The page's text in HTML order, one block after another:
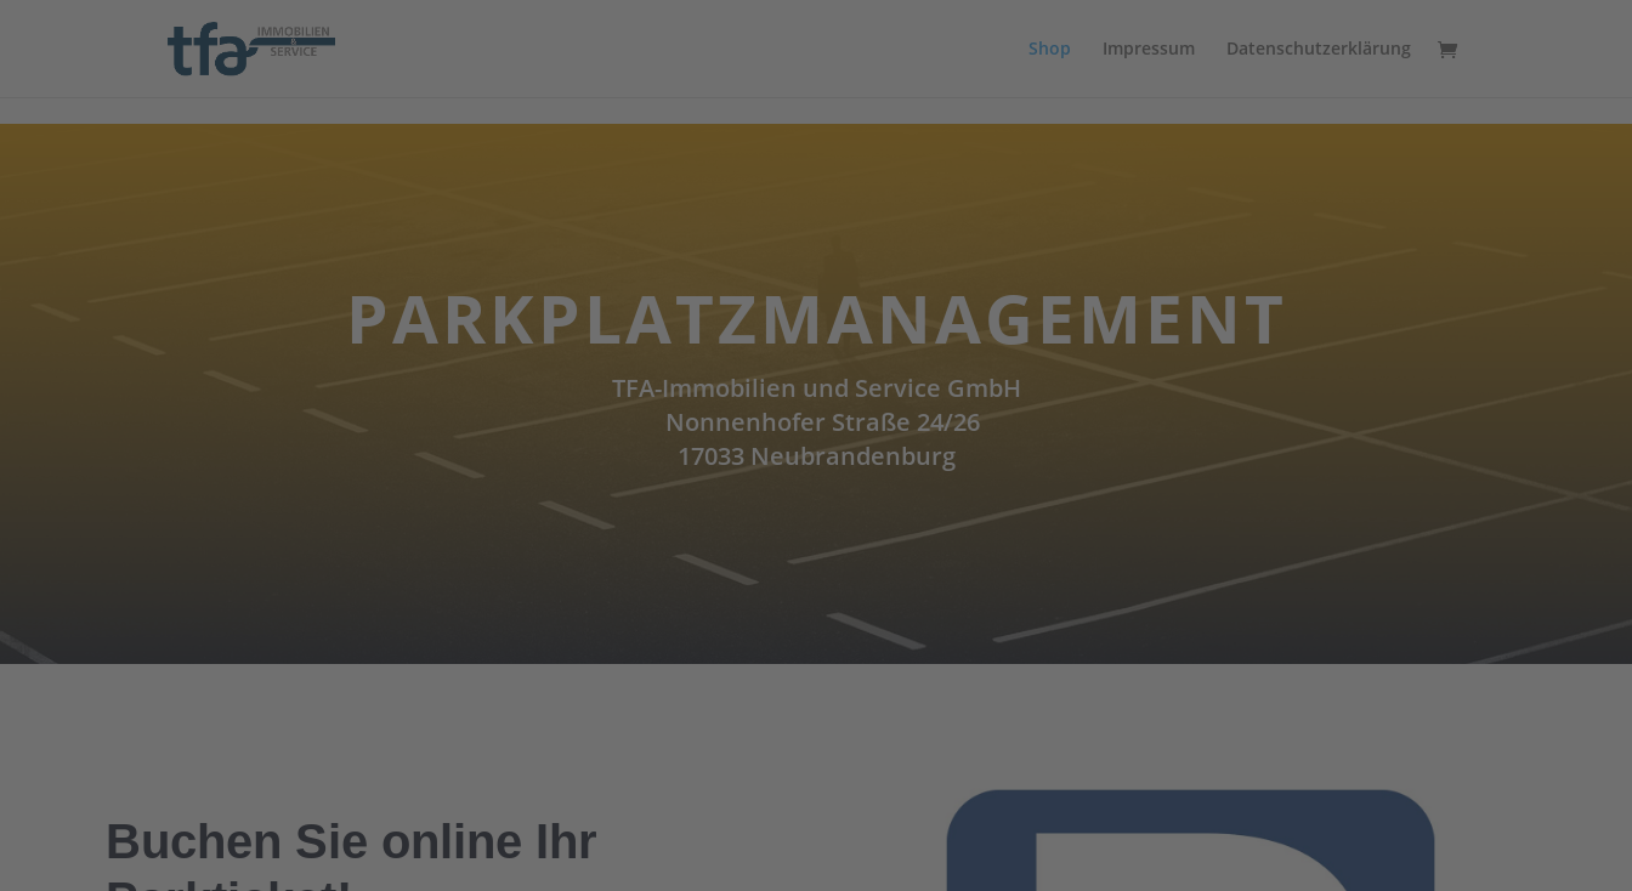
Shop
Impressum Datenschutzerklärung
PARKPLATZMANAGEMENT
TFA-Immobilien und Service GmbH
Nonnenhofer Straße 24/26
17033 Neubrandenburg
Buchen Sie online Ihr